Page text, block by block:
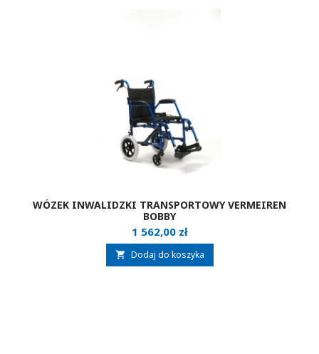
WÓZEK INWALIDZKI TRANSPORTOWY VERMEIREN
BOBBY
Cena
1 562,00 zł
 Dodaj do koszyka